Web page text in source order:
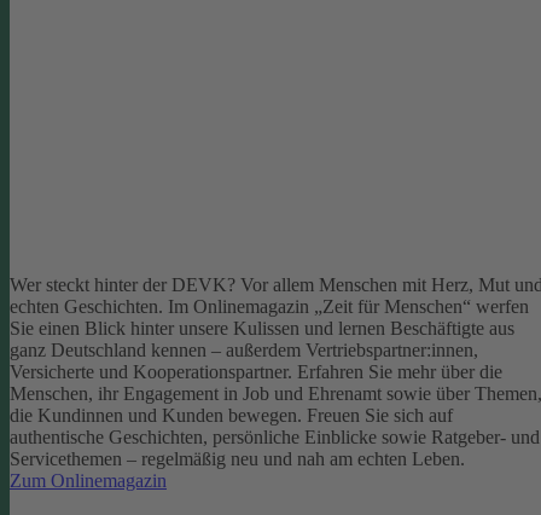
Wer steckt hinter der DEVK? Vor allem Menschen mit Herz, Mut
echten Geschichten. Im Onlinemagazin „Zeit für Menschen“ werfen
Sie einen Blick hinter unsere Kulissen und lernen Beschäftigte aus
ganz Deutschland kennen – außerdem Vertriebspartner:innen,
Versicherte und Kooperationspartner. Erfahren Sie mehr über die
Menschen, ihr Engagement in Job und Ehrenamt sowie über Themen,
die Kundinnen und Kunden bewegen. Freuen Sie sich auf
authentische Geschichten, persönliche Einblicke sowie Ratgeber- und
Servicethemen – regelmäßig neu und nah am echten Leben.
Zum Onlinemagazin